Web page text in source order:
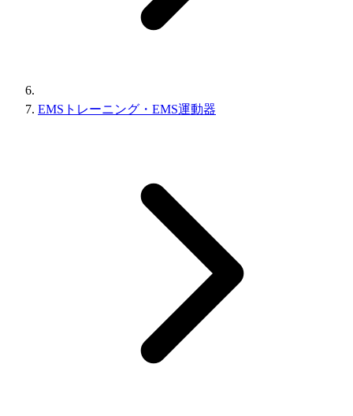
EMSトレーニング・EMS運動器